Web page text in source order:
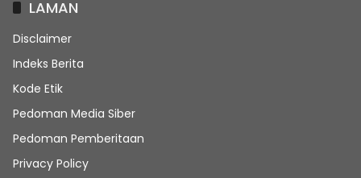
LAMAN
Disclaimer
Indeks Berita
Kode Etik
Pedoman Media Siber
Pedoman Pemberitaan
Privacy Policy